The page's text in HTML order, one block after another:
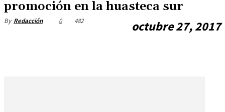
promoción en la huasteca sur
By Redacción octubre 27, 2017
0 482